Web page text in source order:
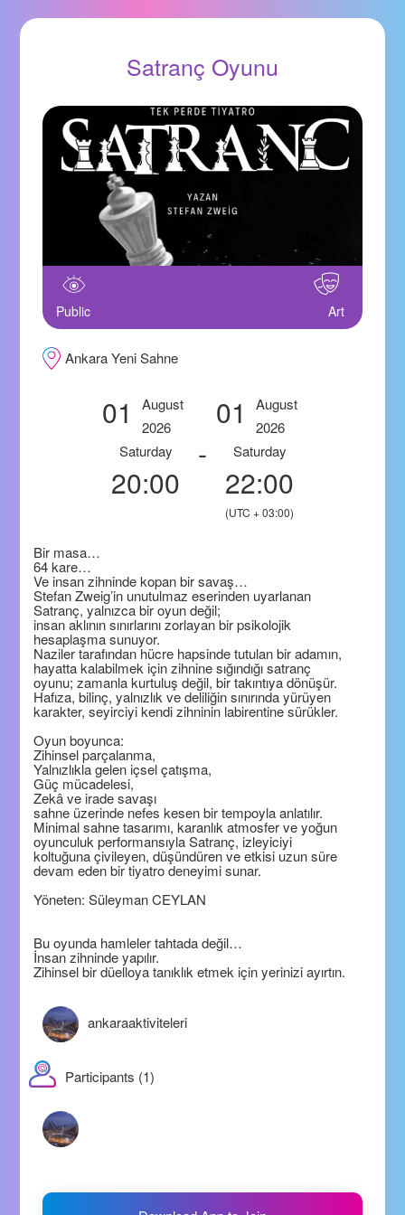
Satranç Oyunu
Public Art
Ankara Yeni Sahne
01
August
2026
Saturday
20:00
-
01
August
2026
Saturday
22:00
(UTC + 03:00)
Bir masa…
64 kare…
Ve insan zihninde kopan bir savaş…
Stefan Zweig’in unutulmaz eserinden uyarlanan
Satranç, yalnızca bir oyun değil;
insan aklının sınırlarını zorlayan bir psikolojik
hesaplaşma sunuyor.
Naziler tarafından hücre hapsinde tutulan bir adamın,
hayatta kalabilmek için zihnine sığındığı satranç
oyunu; zamanla kurtuluş değil, bir takıntıya dönüşür.
Hafıza, bilinç, yalnızlık ve deliliğin sınırında yürüyen
karakter, seyirciyi kendi zihninin labirentine sürükler.
Oyun boyunca:
Zihinsel parçalanma,
Yalnızlıkla gelen içsel çatışma,
Güç mücadelesi,
Zekâ ve irade savaşı
sahne üzerinde nefes kesen bir tempoyla anlatılır.
Minimal sahne tasarımı, karanlık atmosfer ve yoğun
oyunculuk performansıyla Satranç, izleyiciyi
koltuğuna çivileyen, düşündüren ve etkisi uzun süre
devam eden bir tiyatro deneyimi sunar.
Yöneten: Süleyman CEYLAN
Bu oyunda hamleler tahtada değil…
İnsan zihninde yapılır.
Zihinsel bir düelloya tanıklık etmek için yerinizi ayırtın.
ankaraaktiviteleri
Participants (1)